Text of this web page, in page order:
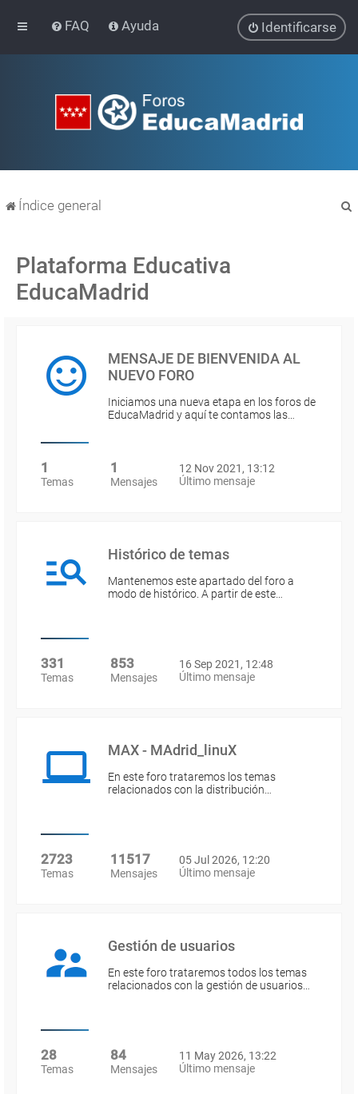
FAQ Ayuda Identificarse
Índice general
Plataforma Educativa
EducaMadrid
MENSAJE DE BIENVENIDA AL
NUEVO FORO
Iniciamos una nueva etapa en los foros de
EducaMadrid y aquí te contamos las…
1
Temas
1
Mensajes
12 Nov 2021, 13:12
Último mensaje
Histórico de temas
Mantenemos este apartado del foro a
modo de histórico. A partir de este…
331
Temas
853
Mensajes
16 Sep 2021, 12:48
Último mensaje
MAX - MAdrid_linuX
En este foro trataremos los temas
relacionados con la distribución…
2723
Temas
11517
Mensajes
05 Jul 2026, 12:20
Último mensaje
Gestión de usuarios
En este foro trataremos todos los temas
relacionados con la gestión de usuarios…
28
Temas
84
Mensajes
11 May 2026, 13:22
Último mensaje